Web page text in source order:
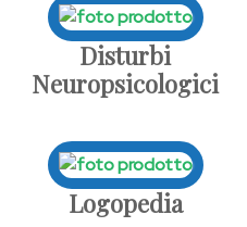
Disturbi
Neuropsicologici
Logopedia